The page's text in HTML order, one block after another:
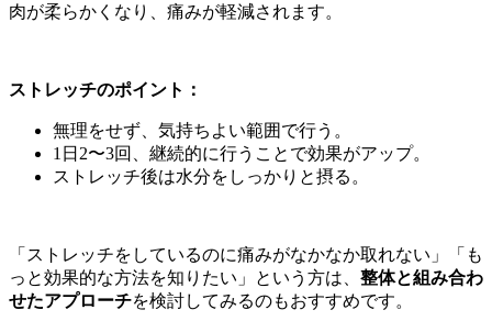
肉が柔らかくなり、痛みが軽減されます。
ストレッチのポイント：
無理をせず、気持ちよい範囲で行う。
1日2〜3回、継続的に行うことで効果がアップ。
ストレッチ後は水分をしっかりと摂る。
「ストレッチをしているのに痛みがなかなか取れない」「も
っと効果的な方法を知りたい」という方は、 整体と組み合わ
せたアプローチを検討してみるのもおすすめです。